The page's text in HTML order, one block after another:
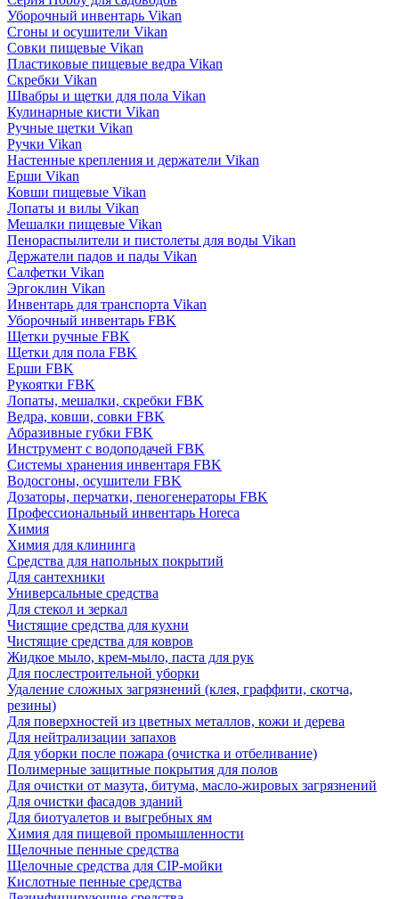
Уборочный инвентарь Vikan
Сгоны и осушители Vikan
Совки пищевые Vikan
Пластиковые пищевые ведра Vikan
Скребки Vikan
Швабры и щетки для пола Vikan
Кулинарные кисти Vikan
Ручные щетки Vikan
Ручки Vikan
Настенные крепления и держатели Vikan
Ерши Vikan
Ковши пищевые Vikan
Лопаты и вилы Vikan
Мешалки пищевые Vikan
Пенораспылители и пистолеты для воды Vikan
Держатели падов и пады Vikan
Салфетки Vikan
Эргоклин Vikan
Инвентарь для транспорта Vikan
Уборочный инвентарь FBK
Щетки ручные FBK
Щетки для пола FBK
Ерши FBK
Рукоятки FBK
Лопаты, мешалки, скребки FBK
Ведра, ковши, совки FBK
Абразивные губки FBK
Инструмент с водоподачей FBK
Системы хранения инвентаря FBK
Водосгоны, осушители FBK
Дозаторы, перчатки, пеногенераторы FBK
Профессиональный инвентарь Horeca
Химия
Химия для клининга
Средства для напольных покрытий
Для сантехники
Универсальные средства
Для стекол и зеркал
Чистящие средства для кухни
Чистящие средства для ковров
Жидкое мыло, крем-мыло, паста для рук
Для послестроительной уборки
Удаление сложных загрязнений (клея, граффити, скотча,
резины)
Для поверхностей из цветных металлов, кожи и дерева
Для нейтрализации запахов
Для уборки после пожара (очистка и отбеливание)
Полимерные защитные покрытия для полов
Для очистки от мазута, битума, масло-жировых загрязнений
Для очистки фасадов зданий
Для биотуалетов и выгребных ям
Химия для пищевой промышленности
Щелочные пенные средства
Щелочные средства для CIP-мойки
Кислотные пенные средства